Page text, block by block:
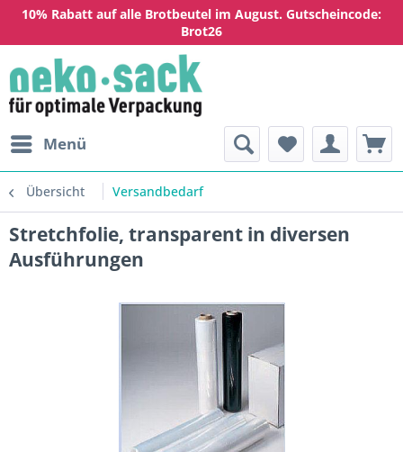
10% Rabatt auf alle Brotbeutel im August. Gutscheincode:
Brot26
Menü
Übersicht Versandbedarf
Stretchfolie, transparent in diversen
Ausführungen